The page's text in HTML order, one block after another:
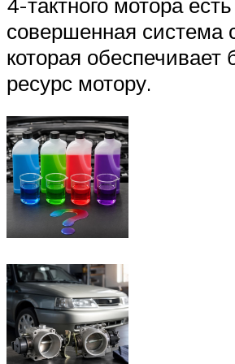
совершенная система
которая обеспечивает
ресурс мотору.